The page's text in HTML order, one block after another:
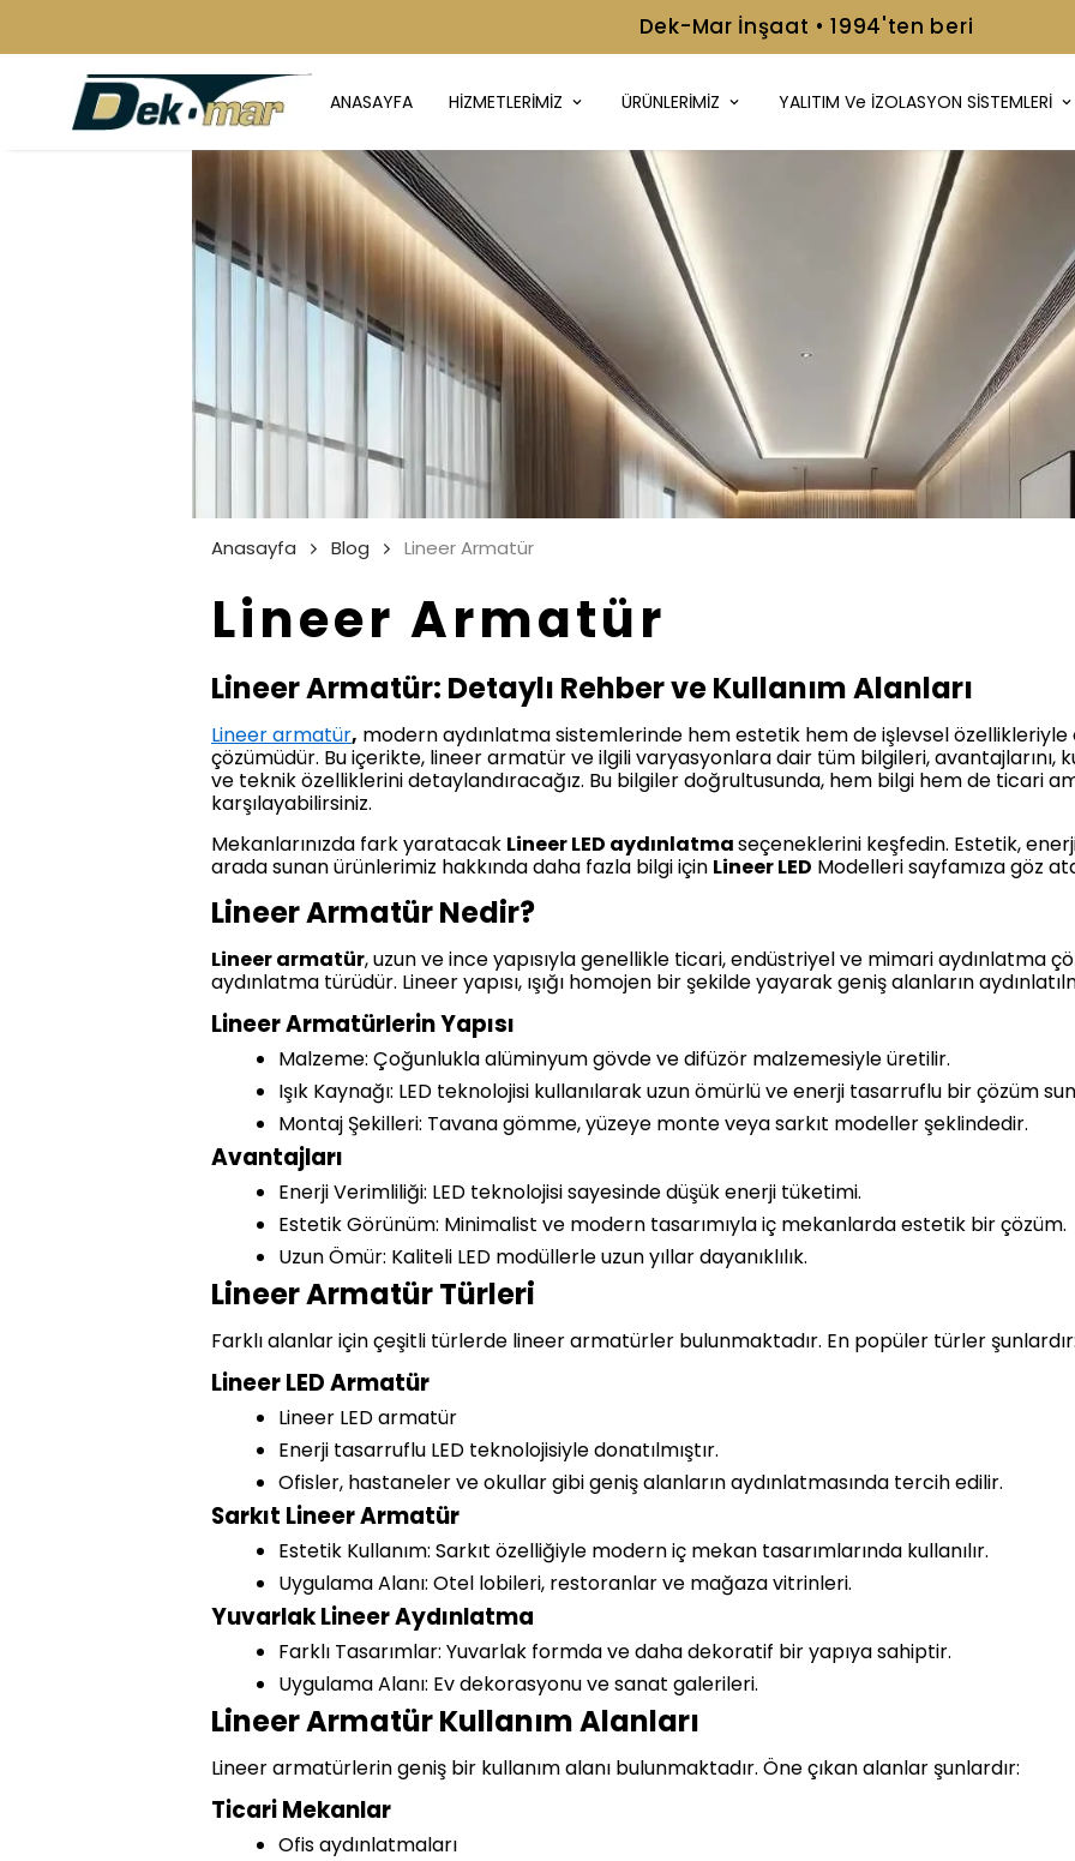
📞+90 216 499 08 92
ANASAYFA HİZMETLERİMİZ ÜRÜNLERİMİZ YALITIM Ve İZOLASYON SİSTEMLERİ
Anasayfa Blog Lineer Armatür
Lineer Armatür
Lineer Armatür: Detaylı Rehber ve Kullanım Alanları
Lineer armatür, modern aydınlatma sistemlerinde hem estetik hem de işlevsel özellikleriyle
çözümüdür. Bu içerikte, lineer armatür ve ilgili varyasyonlara dair tüm bilgileri, avantajlarını,
ve teknik özelliklerini detaylandıracağız. Bu bilgiler doğrultusunda, hem bilgi hem de ticari
karşılayabilirsiniz.
Mekanlarınızda fark yaratacak Lineer LED aydınlatmaseçeneklerini keşfedin. Estetik,
arada sunan ürünlerimiz hakkında daha fazla bilgi için Lineer LED Modelleri sayfamıza göz
Lineer Armatür Nedir?
Lineer armatür, uzun ve ince yapısıyla genellikle ticari, endüstriyel ve mimari aydınlatma
aydınlatma türüdür. Lineer yapısı, ışığı homojen bir şekilde yayarak geniş alanların
Lineer Armatürlerin Yapısı
Malzeme: Çoğunlukla alüminyum gövde ve difüzör malzemesiyle üretilir.
Işık Kaynağı: LED teknolojisi kullanılarak uzun ömürlü ve enerji tasarruflu bir çözüm
Montaj Şekilleri: Tavana gömme, yüzeye monte veya sarkıt modeller şeklindedir.
Avantajları
Enerji Verimliliği: LED teknolojisi sayesinde düşük enerji tüketimi.
Estetik Görünüm: Minimalist ve modern tasarımıyla iç mekanlarda estetik bir çözüm.
Uzun Ömür: Kaliteli LED modüllerle uzun yıllar dayanıklılık.
Lineer Armatür Türleri
Farklı alanlar için çeşitli türlerde lineer armatürler bulunmaktadır. En popüler türler şunlardır:
Lineer LED Armatür
Lineer LED armatür
Enerji tasarruflu LED teknolojisiyle donatılmıştır.
Ofisler, hastaneler ve okullar gibi geniş alanların aydınlatmasında tercih edilir.
Sarkıt Lineer Armatür
Estetik Kullanım: Sarkıt özelliğiyle modern iç mekan tasarımlarında kullanılır.
Uygulama Alanı: Otel lobileri, restoranlar ve mağaza vitrinleri.
Yuvarlak Lineer Aydınlatma
Farklı Tasarımlar: Yuvarlak formda ve daha dekoratif bir yapıya sahiptir.
Uygulama Alanı: Ev dekorasyonu ve sanat galerileri.
Lineer Armatür Kullanım Alanları
Lineer armatürlerin geniş bir kullanım alanı bulunmaktadır. Öne çıkan alanlar şunlardır:
Ticari Mekanlar
Ofis aydınlatmaları